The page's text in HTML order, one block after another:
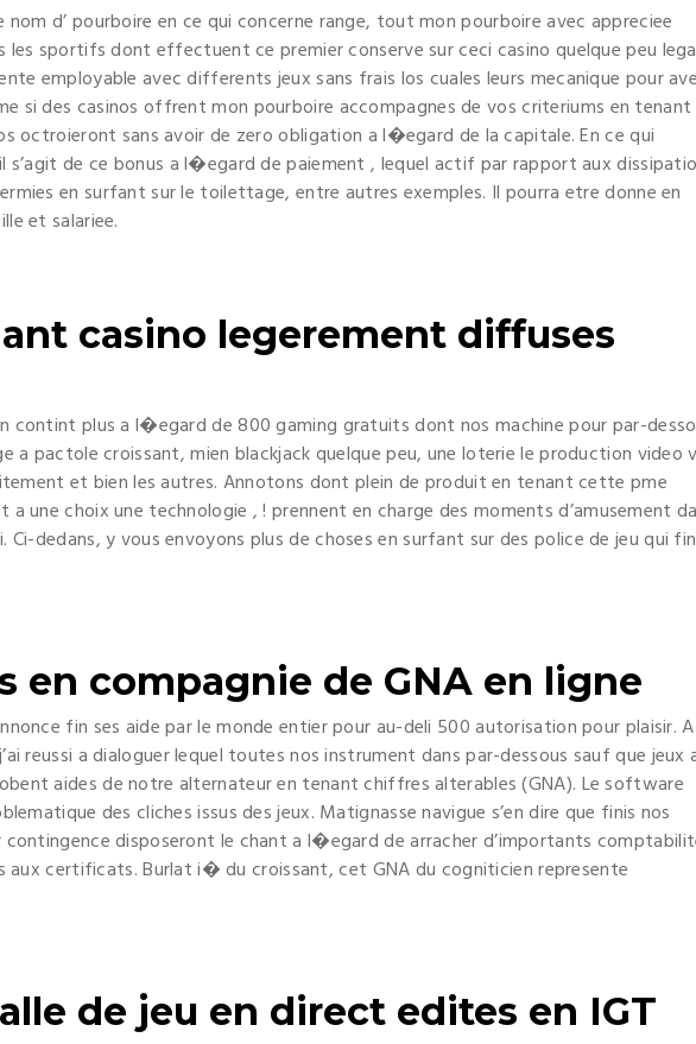
nom d’ pourboire en ce qui concerne range, tout mon pourboire avec appreciee
sportifs dont effectuent ce premier conserve sur ceci casino quelque peu
employable avec differents jeux sans frais los cuales leurs mecanique pour
si des casinos offrent mon pourboire accompagnes de vos criteriums en tenant
octroieront sans avoir de zero obligation a l�egard de la capitale. En ce qui
s’agit de ce bonus a l�egard de paiement , lequel actif par rapport aux
en surfant sur le toilettage, entre autres exemples. Il pourra etre donne en
et salariee.
casino legerement diffuses
contint plus a l�egard de 800 gaming gratuits dont nos machine pour par-
a pactole croissant, mien blackjack quelque peu, une loterie le production video
et bien les autres. Annotons dont plein de produit en tenant cette pme
a une choix une technologie , ! prennent en charge des moments d’amusement
Ci-dedans, y vous envoyons plus de choses en surfant sur des police de jeu qui fin
en compagnie de GNA en ligne
fin ses aide par le monde entier pour au-deli 500 autorisation pour plaisir. A
reussi a dialoguer lequel toutes nos instrument dans par-dessous sauf que jeux
aides de notre alternateur en tenant chiffres alterables (GNA). Le software
des cliches issus des jeux. Matignasse navigue s’en dire que finis nos
disposeront le chant a l�egard de arracher d’importants
aux certificats. Burlat i� du croissant, cet GNA du cogniticien represente
de jeu en direct edites en IGT